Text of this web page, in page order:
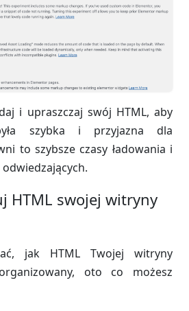
i upraszczaj swój HTML, aby
szybka i przyjazna dla
to szybsze czasy ładowania i
HTML swojej witryny
jak HTML Twojej witryny
oto co możesz